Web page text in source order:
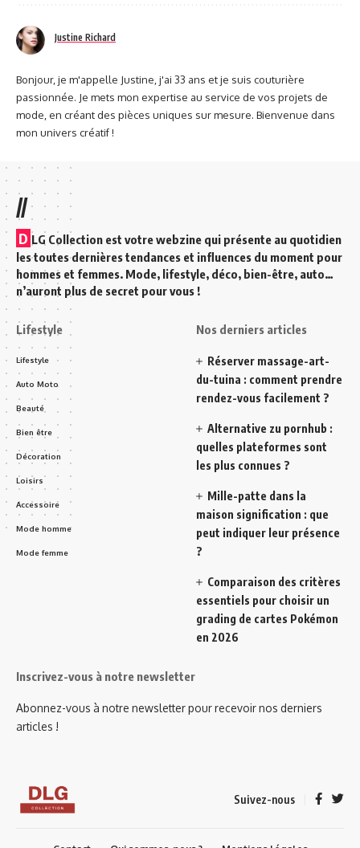
Justine Richard
Bonjour, je m'appelle Justine, j'ai 33 ans et je suis couturière
passionnée. Je mets mon expertise au service de vos projets de
mode, en créant des pièces uniques sur mesure. Bienvenue dans
mon univers créatif !
//
D LG Collection est votre webzine qui présente au quotidien
les toutes dernières tendances et influences du moment pour
hommes et femmes. Mode, lifestyle, déco, bien-être, auto…
n’auront plus de secret pour vous !
Lifestyle
Lifestyle
Auto Moto
Beauté
Bien être
Décoration
Loisirs
Accessoire
Mode homme
Mode femme
Nos derniers articles
Réserver massage-art-
du-tuina : comment prendre
rendez-vous facilement ?
Alternative zu pornhub :
quelles plateformes sont
les plus connues ?
Mille-patte dans la
maison signification : que
peut indiquer leur présence
?
Comparaison des critères
essentiels pour choisir un
grading de cartes Pokémon
en 2026
Inscrivez-vous à notre newsletter
Abonnez-vous à notre newsletter pour recevoir nos derniers
articles !
Suivez-nous